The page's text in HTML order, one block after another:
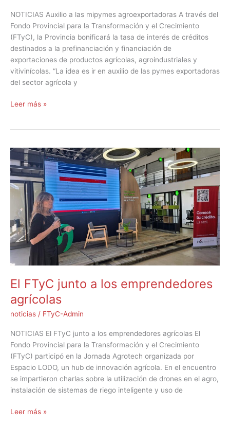
NOTICIAS Auxilio a las mipymes agroexportadoras A través del
Fondo Provincial para la Transformación y el Crecimiento
(FTyC), la Provincia bonificará la tasa de interés de créditos
destinados a la prefinanciación y financiación de
exportaciones de productos agrícolas, agroindustriales y
vitivinícolas. “La idea es ir en auxilio de las pymes exportadoras
del sector agrícola y
Leer más »
El FTyC junto a los emprendedores
agrícolas
noticias / FTyC-Admin
NOTICIAS El FTyC junto a los emprendedores agrícolas El
Fondo Provincial para la Transformación y el Crecimiento
(FTyC) participó en la Jornada Agrotech organizada por
Espacio LODO, un hub de innovación agrícola. En el encuentro
se impartieron charlas sobre la utilización de drones en el agro,
instalación de sistemas de riego inteligente y uso de
El
FTyC
junto
a
emprendedores
agrícolas
Leer más »